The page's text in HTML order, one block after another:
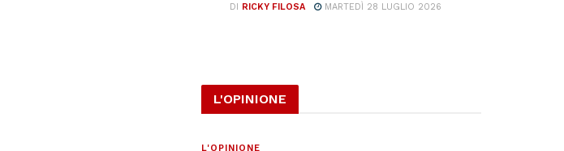
DI RICKY FILOSA MARTEDÌ 28 LUGLIO 2026
L'OPINIONE
L'OPINIONE